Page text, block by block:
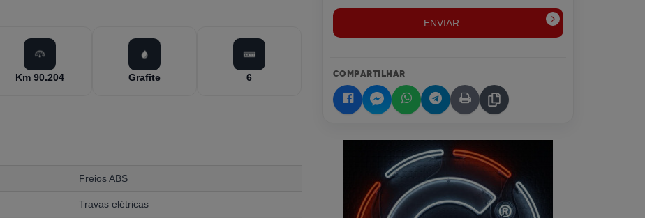
Km 90.204 Grafite 6
Freios ABS
Travas elétricas
ENVIAR
COMPARTILHAR